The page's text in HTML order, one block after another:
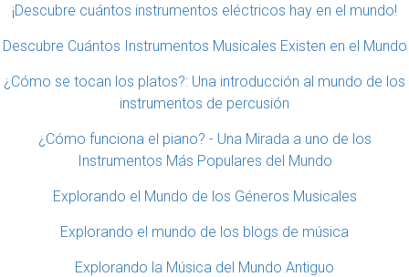
¡Descubre cuántos instrumentos eléctricos hay en el mundo!
Descubre Cuántos Instrumentos Musicales Existen en el Mundo
¿Cómo se tocan los platos?: Una introducción al mundo de los
instrumentos de percusión
¿Cómo funciona el piano? - Una Mirada a uno de los
Instrumentos Más Populares del Mundo
Explorando el Mundo de los Géneros Musicales
Explorando el mundo de los blogs de música
Explorando la Música del Mundo Antiguo